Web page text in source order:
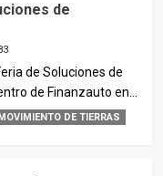
de
de Soluciones de
de Finanzauto en...
MOVIMIENTO DE TIERRAS